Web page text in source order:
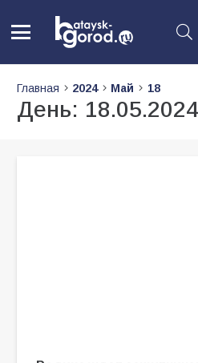
Главная 2024 Май 18
День: 18.05.2024